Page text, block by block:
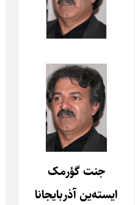
جنت گؤرمک
ایسته‌ین آذربایجانا